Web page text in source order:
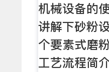
机械设备的
讲解下砂粉
个要素式磨
工艺流程简